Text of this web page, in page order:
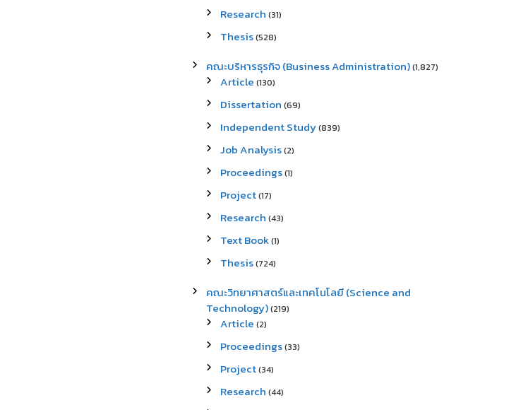
Research (31)
Thesis(528)
คณะบริหารธุรกิจ (Business Administration)(1,827)
Article (130)
Dissertation (69)
Independent Study(839)
Job Analysis(2)
Proceedings(1)
Project(17)
Research (43)
Text Book(1)
Thesis(724)
คณะวิทยาศาสตร์และเทคโนโลยี (Science and
Technology)(219)
Article (2)
Proceedings(33)
Project(34)
Research (44)